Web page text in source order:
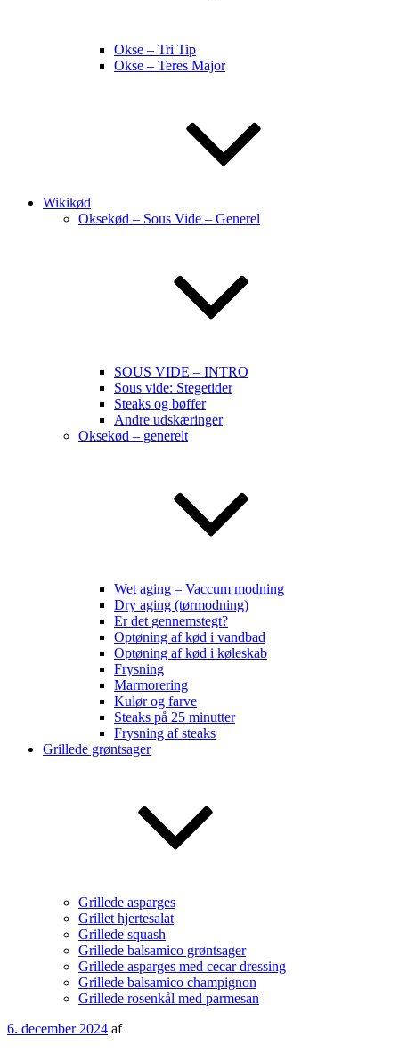
Okse – Tri Tip
Okse – Teres Major
Wikikød
Oksekød – Sous Vide – Generel
SOUS VIDE – INTRO
Sous vide: Stegetider
Steaks og bøffer
Andre udskæringer
Oksekød – generelt
Wet aging – Vaccum modning
Dry aging (tørmodning)
Er det gennemstegt?
Optøning af kød i vandbad
Optøning af kød i køleskab
Frysning
Marmorering
Kulør og farve
Steaks på 25 minutter
Frysning af steaks
Grillede grøntsager
Grillede asparges
Grillet hjertesalat
Grillede squash
Grillede balsamico grøntsager
Grillede asparges med cecar dressing
Grillede balsamico champignon
Grillede rosenkål med parmesan
Udgivet
6. december 2024 af